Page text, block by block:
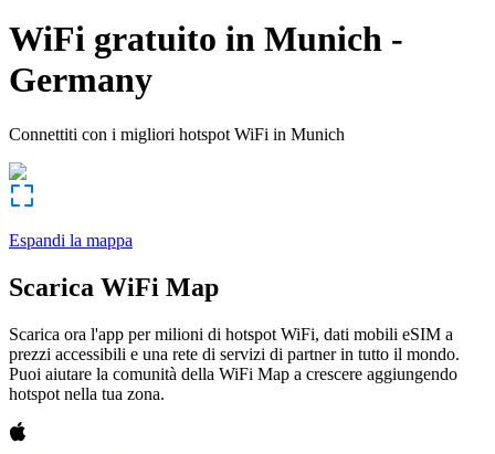
WiFi gratuito in Munich -
Germany
Connettiti con i migliori hotspot WiFi in Munich
Espandi la mappa
Scarica WiFi Map
Scarica ora l'app per milioni di hotspot WiFi, dati mobili eSIM a
prezzi accessibili e una rete di servizi di partner in tutto il mondo.
Puoi aiutare la comunità della WiFi Map a crescere aggiungendo
hotspot nella tua zona.